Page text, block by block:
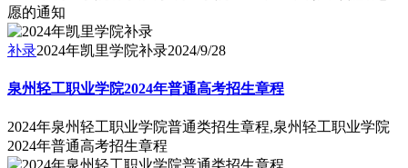
愿的通知
补录2024年凯里学院补录2024/9/28
泉州轻工职业学院2024年普通高考招生章程
2024年泉州轻工职业学院普通类招生章程,泉州轻工职业学院
2024年普通高考招生章程